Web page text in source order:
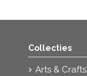
Collecties
Arts & Crafts